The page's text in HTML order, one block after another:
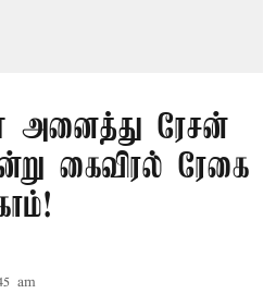
அனைத்து ரேசன்
கைவிரல் ரேகை
am